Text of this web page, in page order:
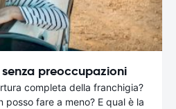
preoccupazioni
completa della franchigia?
posso fare a meno? E qual è la